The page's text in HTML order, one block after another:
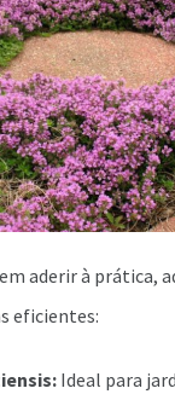
aderir à prática,
eficientes:
Ideal para